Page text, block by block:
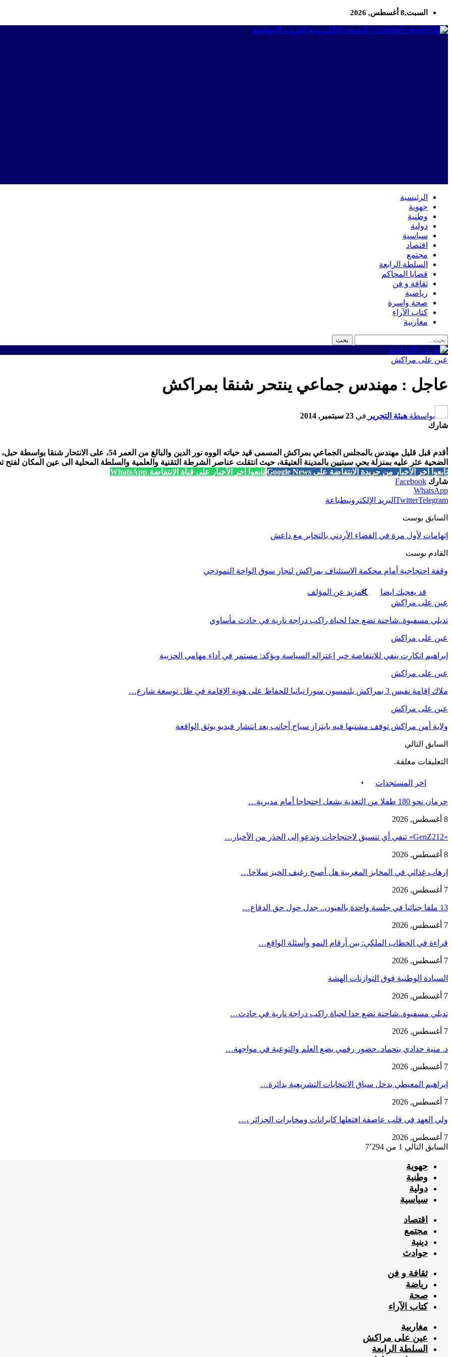
السبت,8 أغسطس, 2026
al-intifada - النسخة الإلكترونية لجريدة الانتفاضة
الرئيسية
جهوية
وطنية
دولية
سياسية
اقتصاد
مجتمع
السلطة الرابعة
قضايا المحاكم
ثقافة و فن
رياضية
صحة واسرة
كتاب الآراء
مغاربية
عين على مراكش
عاجل : مهندس جماعي ينتحر شنقا بمراكش
بواسطة هيئة التحرير في 23 سبتمبر, 2014
شارك
أقدم قبل قليل مهندس بالمجلس الجماعي بمراكش المسمى قيد حياته الووه نور الدين والبالغ من العمر 54، على الانتحار شنقا بواسطة حبل، حسب مصدر مطلع.
الضحية عثر عليه بمنزلة بحي سبتيين بالمدينة العتيقة، حيث انتقلت عناصر الشرطة التقنية والعلمية والسلطة المحلية الى عين المكان
تابعوا آخر الأخبار من جريدة الانتفاضة على Google News
تابعوا آخر الأخبار على قناة الانتفاضة WhatsApp
شارك Facebook
WhatsApp
TwitterTelegram البريد الإلكترونيطباعة
السابق بوست
إتهامات لأول مرة في القضاء الأردني بالتخابر مع داعش
القادم بوست
وقفة احتجاجية أمام محكمة الاستئناف بمراكش لتجار سوق الواحة النموذجي
قد يعجبك ايضا
المزيد عن المؤلف
عين على مراكش
تديلي مسفيوة..شاحنة تضع حدا لحياة راكب دراجة نارية في حادث مأساوي
عين على مراكش
إبراهيم اتكارت ينفي للانتفاضة خبر اعتزاله السياسة ويؤكد: مستمر في أداء مهامي الحزبية
عين على مراكش
ملاك إقامة نفيس 3 بمراكش يلتمسون سورا نباتيا للحفاظ على هوية الإقامة في ظل توسعة شارع…
عين على مراكش
ولاية أمن مراكش توقف مشتبها فيه بابتزاز سياح أجانب بعد انتشار فيديو يوثق الواقعة
السابق التالي
التعليقات مغلقة.
اخر المستجدات
حرمان نحو 180 طفلا من التغذية يشعل احتجاجا أمام مديرية…
8 أغسطس, 2026
«GenZ212» تنفي أي تنسيق لاحتجاجات وتدعو إلى الحذر من الأخبار…
8 أغسطس, 2026
إرهاب غذائي في المخابز المغربية هل أصبح رغيف الخبز سلاحا…
7 أغسطس, 2026
13 ملفا جنائيا في جلسة واحدة بالعيون.. جدل حول حق الدفاع…
7 أغسطس, 2026
قراءة في الخطاب الملكي: بين أرقام النمو وأسئلة الواقع…
7 أغسطس, 2026
السيادة الوطنية فوق التوازنات الهشة
7 أغسطس, 2026
تديلي مسفيوة..شاحنة تضع حدا لحياة راكب دراجة نارية في حادث…
7 أغسطس, 2026
د. منية حدادي بنحماد..حضور رقمي يضع العلم والتوعية في مواجهة…
7 أغسطس, 2026
إبراهيم المعيطي يدخل سباق الانتخابات التشريعية بدائرة…
7 أغسطس, 2026
ولي العهد في قلب عاصفة افتعلها كابرانات ومخابرات الجزائر ،…
7 أغسطس, 2026
السابق التالي 1 من 7٬294
جهوية
وطنية
دولية
سياسية
اقتصاد
مجتمع
دينية
حوادث
ثقافة و فن
رياضة
صحة
كتاب الآراء
مغاربية
عين على مراكش
السلطة الرابعة